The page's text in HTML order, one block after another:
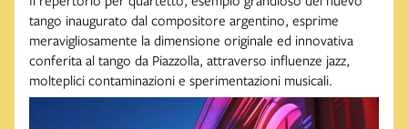
tango inaugurato dal compositore argentino, esprime
meravigliosamente la dimensione originale ed innovativa
conferita al tango da Piazzolla, attraverso influenze jazz,
molteplici contaminazioni e sperimentazioni musicali.